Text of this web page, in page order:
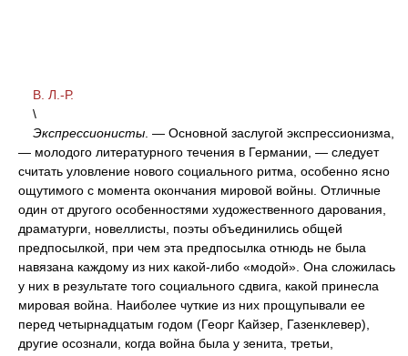
В. Л.-Р.
\
Экспрессионисты . — Основной заслугой экспрессионизма,
— молодого литературного течения в Германии, — следует
считать уловление нового социального ритма, особенно ясно
ощутимого с момента окончания мировой войны. Отличные
один от другого особенностями художественного дарования,
драматурги, новеллисты, поэты объединились общей
предпосылкой, при чем эта предпосылка отнюдь не была
навязана каждому из них какой-либо «модой». Она сложилась
у них в результате того социального сдвига, какой принесла
мировая война. Наиболее чуткие из них прощупывали ее
перед четырнадцатым годом (Георг Кайзер, Газенклевер),
другие осознали, когда война была у зенита, третьи,